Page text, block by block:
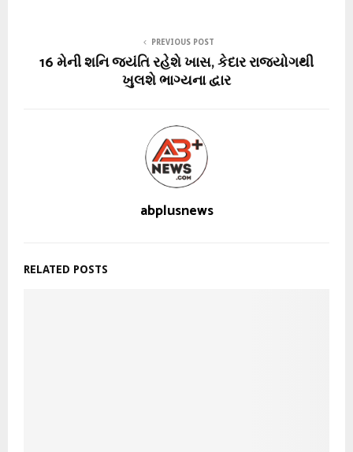
PREVIOUS POST
16 મેની શનિ જયંતિ રહેશે ખાસ, કેદાર રાજયોગથી
ખુલશે ભાગ્યના દ્વાર
abplusnews
RELATED POSTS